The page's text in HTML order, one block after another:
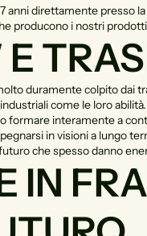
direttamente presso
producono i nostri
duramente colpito dai
come le loro
formare interamente a
in visioni a lungo
che spesso danno
IN